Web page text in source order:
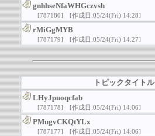
gnhhseNfaWHGczvsh
[787180] [作成日:05/24(Fri) 14:28]
rMiGgMYB
[787179] [作成日:05/24(Fri) 14:27]
トピックタイトル
LHyJpuoqcfab
[787178] [作成日:05/24(Fri) 14:06]
PMugvCKQtYLx
[787177] [作成日:05/24(Fri) 14:06]